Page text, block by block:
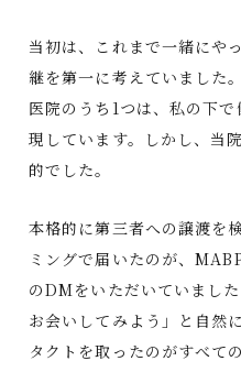
当初は、これまで一緒にや
継を第一に考えていました
医院のうち1つは、私の下
現しています。しかし、当
的でした。
本格的に第三者への譲渡を
ミングで届いたのが、
のDMをいただいていまし
お会いしてみよう」と自然
タクトを取ったのがすべて